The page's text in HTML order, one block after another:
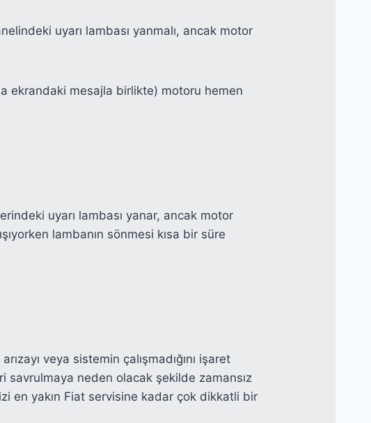
uyarı lambası yanmalı, ancak motor
ekrandaki mesajla birlikte) motoru hemen
uyarı lambası yanar, ancak motor
lambanın sönmesi kısa bir süre
veya sistemin çalışmadığını işaret
neden olacak şekilde zamansız
en yakın Fiat servisine kadar çok dikkatli bir